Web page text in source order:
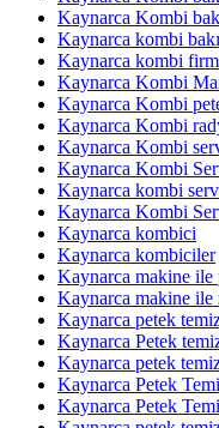
Kaynarca Kombi
Kaynarca kombi
Kaynarca kombi
Kaynarca Kombi
Kaynarca Kombi
Kaynarca Kombi
Kaynarca Kombi
Kaynarca Kombi
Kaynarca kombi
Kaynarca Kombi
Kaynarca kombici
Kaynarca kombiciler
Kaynarca makine ile
Kaynarca makine ile
Kaynarca petek
Kaynarca Petek
Kaynarca petek
Kaynarca Petek
Kaynarca Petek